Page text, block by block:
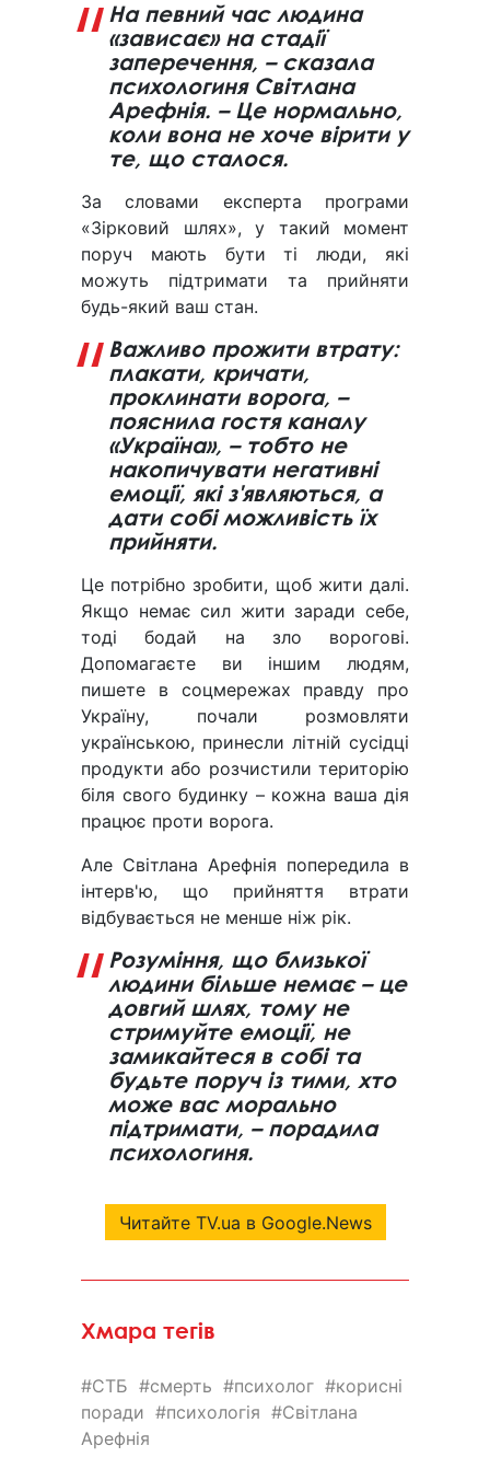
На певний час людина
«зависає» на стадії
заперечення, – сказала
психологиня Світлана
Арефнія. – Це нормально,
коли вона не хоче вірити у
те, що сталося.
За словами експерта програми
«Зірковий шлях», у такий момент
поруч мають бути ті люди, які
можуть підтримати та прийняти
будь-який ваш стан.
Важливо прожити втрату:
плакати, кричати,
проклинати ворога, –
пояснила гостя каналу
«Україна», – тобто не
накопичувати негативні
емоції, які з'являються, а
дати собі можливість їх
прийняти.
Це потрібно зробити, щоб жити далі.
Якщо немає сил жити заради себе,
тоді бодай на зло ворогові.
Допомагаєте ви іншим людям,
пишете в соцмережах правду про
Україну, почали розмовляти
українською, принесли літній сусідці
продукти або розчистили територію
біля свого будинку – кожна ваша дія
працює проти ворога.
Але Світлана Арефнія попередила в
інтерв'ю, що прийняття втрати
відбувається не менше ніж рік.
Розуміння, що близької
людини більше немає – це
довгий шлях, тому не
стримуйте емоції, не
замикайтеся в собі та
будьте поруч із тими, хто
може вас морально
підтримати, – порадила
психологиня.
Читайте TV.ua в Google.News
Хмара тегів
СТБ смерть психолог
корисні
поради
психологія
Світлана
Арефнія